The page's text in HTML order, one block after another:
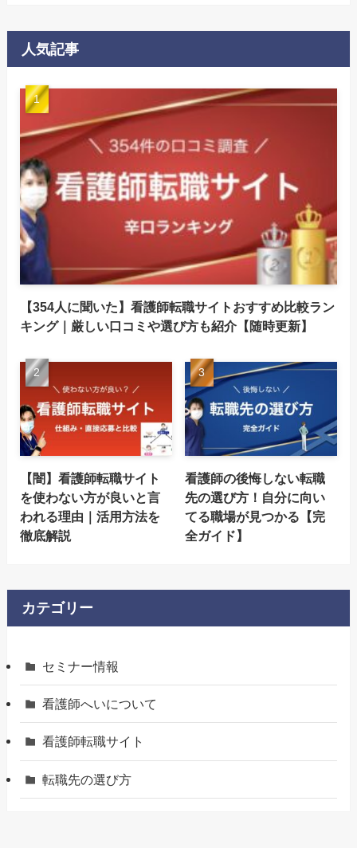
人気記事
【354人に聞いた】看護師転職サイトおすすめ比較ラン
キング｜厳しい口コミや選び方も紹介【随時更新】
【闇】看護師転職サイト
を使わない方が良いと言
われる理由｜活用方法を
徹底解説
看護師の後悔しない転職
先の選び方！自分に向い
てる職場が見つかる【完
全ガイド】
カテゴリー
セミナー情報
看護師へいについて
看護師転職サイト
転職先の選び方